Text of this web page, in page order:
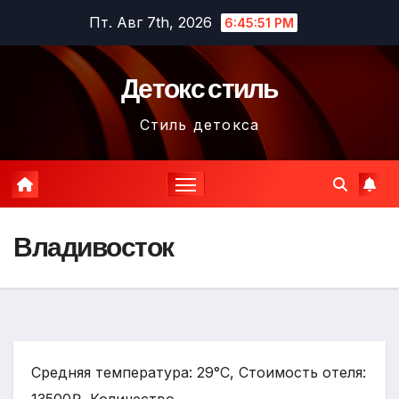
содержимому
Пт. Авг 7th, 2026 6:45:52 PM
Детокс стиль
Стиль детокса
Владивосток
Средняя температура: 29°C, Стоимость отеля: